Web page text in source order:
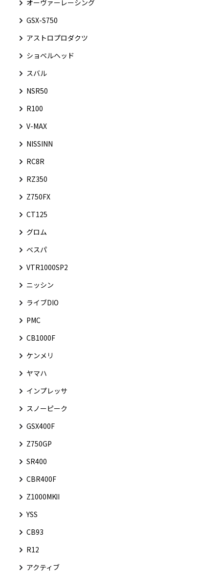
オーヴァーレーシング
GSX-S750
アストロプロダクツ
ショベルヘッド
スバル
NSR50
R100
V-MAX
NISSINN
RC8R
RZ350
Z750FX
CT125
グロム
ベスパ
VTR1000SP2
ニッシン
ライブDIO
PMC
CB1000F
ケンメリ
ヤマハ
インプレッサ
スノーピーク
GSX400F
Z750GP
SR400
CBR400F
Z1000MKⅡ
YSS
CB93
R12
アクティブ